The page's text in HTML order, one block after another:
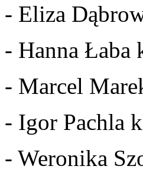
- Eliza
- Hanna Łaba
- Marcel
- Igor Pachla
- Weronika